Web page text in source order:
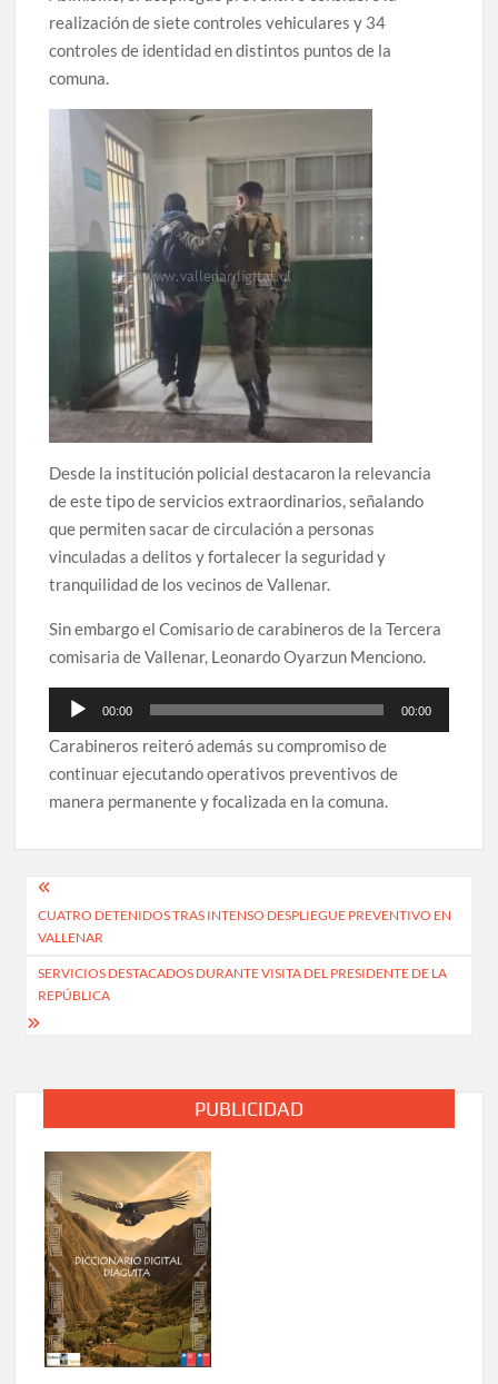
realización de siete controles vehiculares y 34
controles de identidad en distintos puntos de la
comuna.
Desde la institución policial destacaron la relevancia
de este tipo de servicios extraordinarios, señalando
que permiten sacar de circulación a personas
vinculadas a delitos y fortalecer la seguridad y
tranquilidad de los vecinos de Vallenar.
Sin embargo el Comisario de carabineros de la Tercera
comisaria de Vallenar, Leonardo Oyarzun Menciono.
Reproductor
de
audio
00:00 00:00
Carabineros reiteró además su compromiso de
continuar ejecutando operativos preventivos de
manera permanente y focalizada en la comuna.
Navegación
de
entradas
CUATRO DETENIDOS TRAS INTENSO DESPLIEGUE PREVENTIVO EN
VALLENAR
SERVICIOS DESTACADOS DURANTE VISITA DEL PRESIDENTE DE LA
REPÚBLICA
PUBLICIDAD